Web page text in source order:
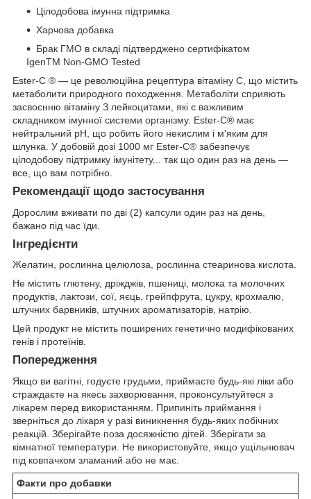
Цілодобова імунна підтримка
Харчова добавка
Брак ГМО в складі підтверджено сертифікатом
IgenTM Non-GMO Tested
Ester-C ® — це революційна рецептура вітаміну С, що містить
метаболити природного походження. Метаболіти сприяють
засвоєнню вітаміну З лейкоцитами, які є важливим
складником імунної системи організму. Ester-C® має
нейтральний pH, що робить його некислим і м'яким для
шлунка. У добовій дозі 1000 мг Ester-C® забезпечує
цілодобову підтримку імунітету... так що один раз на день —
все, що вам потрібно.
Рекомендації щодо застосування
Дорослим вживати по дві (2) капсули один раз на день,
бажано під час їди.
Інгредієнти
Желатин, рослинна целюлоза, рослинна стеаринова кислота.
Не містить глютену, дріжджів, пшениці, молока та молочних
продуктів, лактози, сої, яєць, грейпфрута, цукру, крохмалю,
штучних барвників, штучних ароматизаторів, натрію.
Цей продукт не містить поширених генетично модифікованих
генів і протеїнів.
Попередження
Якщо ви вагітні, годуєте грудьми, приймаєте будь-які ліки або
страждаєте на якесь захворювання, проконсультуйтеся з
лікарем перед використанням. Припиніть приймання і
зверніться до лікаря у разі виникнення будь-яких побічних
реакцій. Зберігайте поза досяжністю дітей. Зберігати за
кімнатної температури. Не використовуйте, якщо ущільнювач
під ковпачком зламаний або не має.
Факти про добавки